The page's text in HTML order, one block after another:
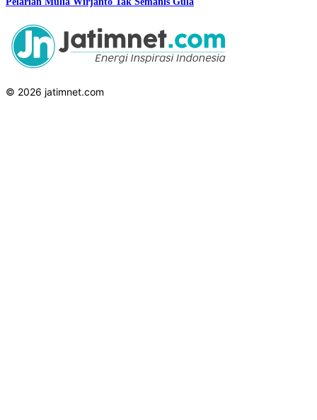
© 2026 jatimnet.com